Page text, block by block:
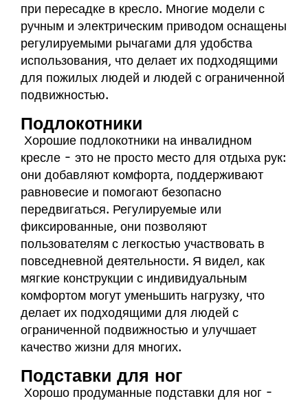
при пересадке в кресло. Многие модели с
ручным и электрическим приводом оснащены
регулируемыми рычагами для удобства
использования, что делает их подходящими
для пожилых людей и людей с ограниченной
подвижностью.
Подлокотники
Хорошие подлокотники на инвалидном
кресле - это не просто место для отдыха рук:
они добавляют комфорта, поддерживают
равновесие и помогают безопасно
передвигаться. Регулируемые или
фиксированные, они позволяют
пользователям с легкостью участвовать в
повседневной деятельности. Я видел, как
мягкие конструкции с индивидуальным
комфортом могут уменьшить нагрузку, что
делает их подходящими для людей с
ограниченной подвижностью и улучшает
качество жизни для многих.
Подставки для ног
Хорошо продуманные подставки для ног -